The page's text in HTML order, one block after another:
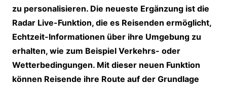
zu personalisieren. Die neueste Ergänzung ist die
Radar Live-Funktion, die es Reisenden ermöglicht,
Echtzeit-Informationen über ihre Umgebung zu
erhalten, wie zum Beispiel Verkehrs- oder
Wetterbedingungen. Mit dieser neuen Funktion
können Reisende ihre Route auf der Grundlage